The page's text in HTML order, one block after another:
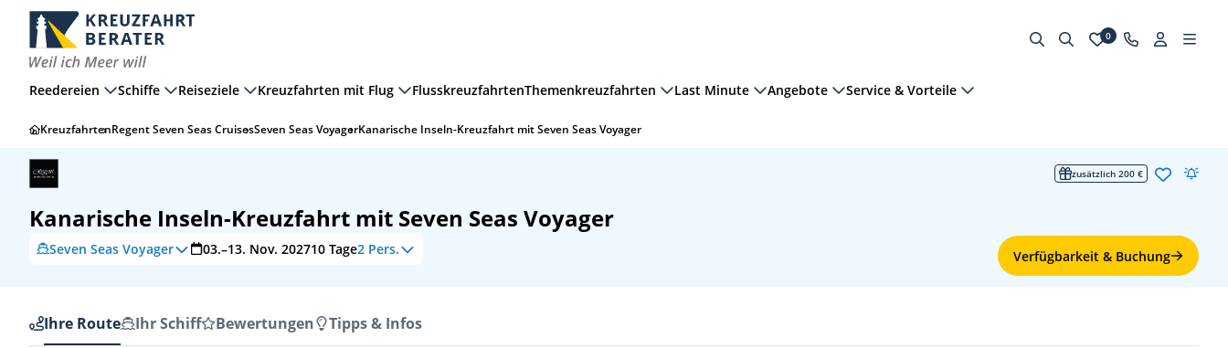
0
Reedereien Schiffe Reiseziele Kreuzfahrten mit Flug FlusskreuzfahrtenThemenkreuzfahrten Last Minute Angebote Service & Vorteile
KreuzfahrtenRegent Seven Seas CruisesSeven Seas VoyagerKanarische Inseln-Kreuzfahrt mit Seven Seas Voyager
zusätzlich 200 €
Kanarische Inseln-Kreuzfahrt mit Seven Seas Voyager
Seven Seas Voyager 03.–13. Nov. 202710 Tage2 Pers. Verfügbarkeit & Buchung
Ihre Route Ihr Schiff Bewertungen Tipps & Infos